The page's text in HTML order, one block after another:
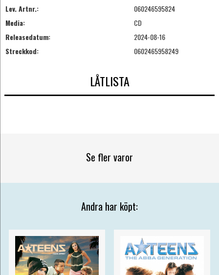
Lev. Artnr.:
060246595824
Media:
CD
Releasedatum:
2024-08-16
Streckkod:
0602465958249
LÅTLISTA
Se fler varor
Andra har köpt: